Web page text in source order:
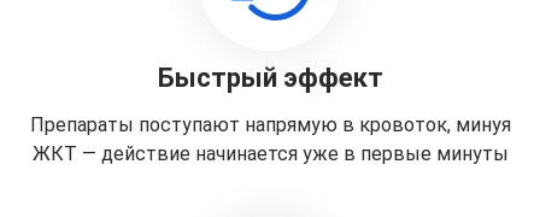
Быстрый эффект
Препараты поступают напрямую в кровоток, минуя
ЖКТ — действие начинается уже в первые минуты